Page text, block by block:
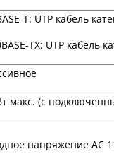
T: UTP кабель
TX: UTP кабель
макс. (с
напряжение AC